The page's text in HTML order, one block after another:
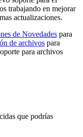
trabajando en mejorar
actualizaciones.
de Novedades para
de archivos para
para archivos
que podrías